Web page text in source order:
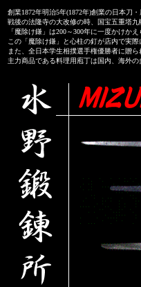
創業1872年明治5年(1872年)創業の日本刀
戦後の法隆寺の大改修の時、国宝五重塔
「魔除け鎌」は200～300年に一度かけか
この「魔除け鎌」と心柱の釘が店内で実際
また、全日本学生相撲選手権優勝者に贈
主力商品である料理用庖丁は国内、海外